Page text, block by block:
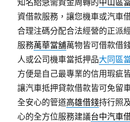
知名給急需資金周轉的中山區
資借款服務，讓您機車或汽車
合理注碼分配合法經營的正派
服務萬華當舖萬物皆可借款借
人或公司機車當抵押品大同區
方便是自己最專業的信用瑕疵
讓汽車抵押貸款借款皆可免留
全安心的管道高雄借錢持行照
心的全方位服務建議台中汽車